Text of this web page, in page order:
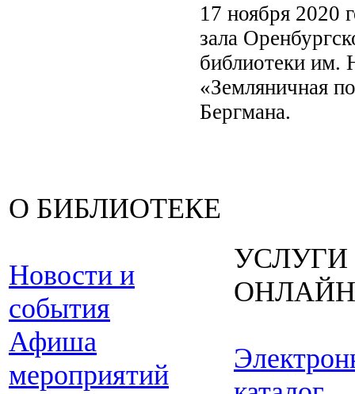
17 ноября 2020
зала
библиотеки им.
«Земляничная
Бергмана.
О БИБЛИОТЕКЕ
Новости и
события
Афиша
мероприятий
УСЛУГИ
ОНЛАЙН